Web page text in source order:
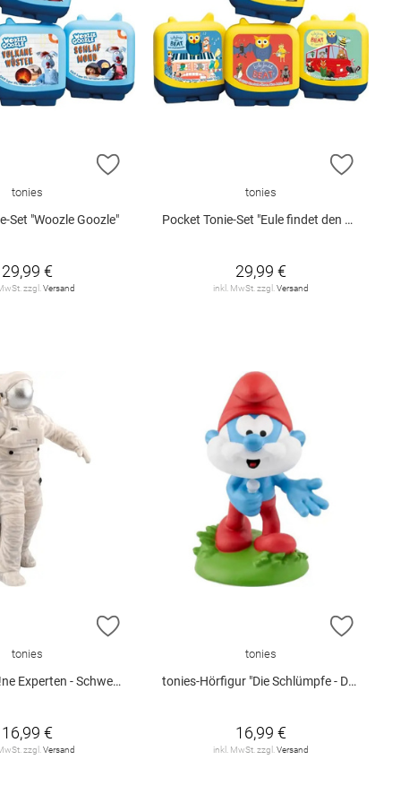
HINZUFÜGEN
tonies
Set "Woozle Goozle"
29,99 €
zzgl.Versand
ZUR
tonies
Pocket Tonie-Set "Eule findet den Beat"
29,99 €
inkl. MwSt. zzgl.Versand
HINZUFÜGEN
tonies
- Schweben mit Astronauten"
16,99 €
zzgl.Versand
ZUR
tonies
tonies-Hörfigur "Die Schlümpfe - Der doppelte Papa Schlumpf"
16,99 €
inkl. MwSt. zzgl.Versand